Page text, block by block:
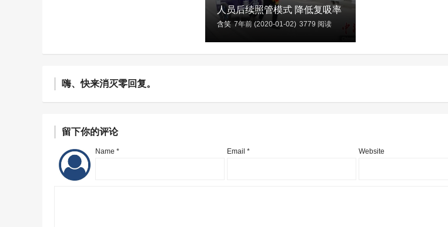
人员后续照管模式 降低复吸率
含笑 7年前 (2020-01-02) 3779 阅读
嗨、快来消灭零回复。
留下你的评论
Name * Email * Website